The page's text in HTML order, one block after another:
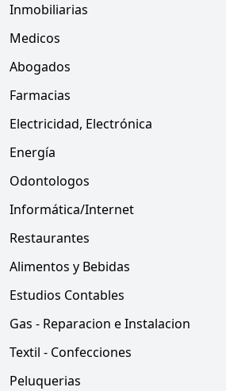
Inmobiliarias
Medicos
Abogados
Farmacias
Electricidad, Electrónica
Energía
Odontologos
Informática/Internet
Restaurantes
Alimentos y Bebidas
Estudios Contables
Gas - Reparacion e Instalacion
Textil - Confecciones
Peluquerias